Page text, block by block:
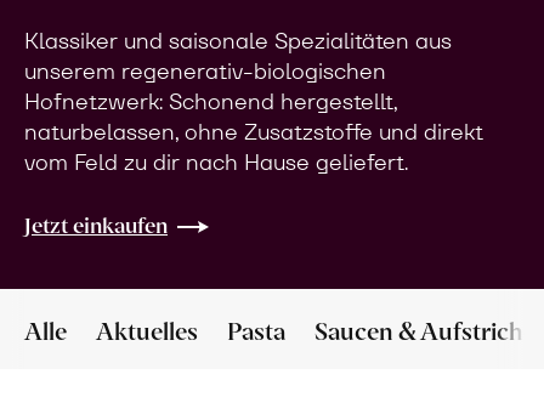
Klassiker und saisonale Spezialitäten aus
unserem regenerativ-biologischen
Hofnetzwerk: Schonend hergestellt,
naturbelassen, ohne Zusatzstoffe und direkt
vom Feld zu dir nach Hause geliefert.
Jetzt einkaufen
Alle Aktuelles Pasta Saucen & Aufstriche